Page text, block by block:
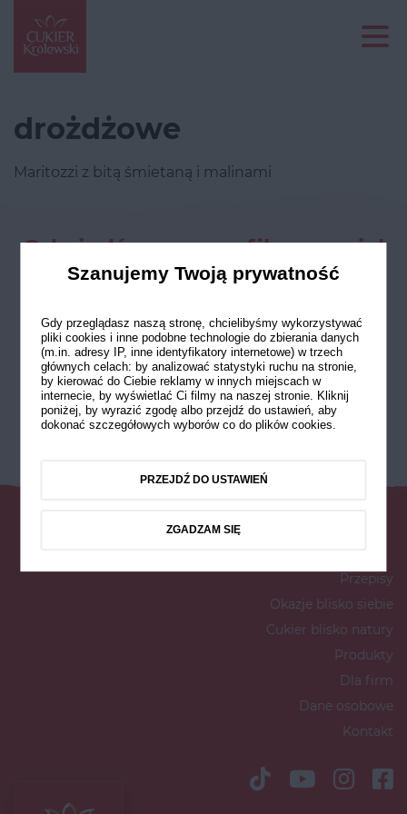
drożdżowe
Maritozzi z bitą śmietaną i malinami
Odwiedź nasze profile w social
mediach
Przepisy
Okazje blisko siebie
Cukier blisko natury
Produkty
Dla firm
Dane osobowe
Kontakt
Szanujemy Twoją prywatność
Gdy przeglądasz naszą stronę, chcielibyśmy wykorzystywać
pliki cookies i inne podobne technologie do zbierania danych
(m.in. adresy IP, inne identyfikatory internetowe) w trzech
głównych celach: by analizować statystyki ruchu na stronie,
by kierować do Ciebie reklamy w innych miejscach w
internecie, by wyświetlać Ci filmy na naszej stronie. Kliknij
poniżej, by wyrazić zgodę albo przejdź do ustawień, aby
dokonać szczegółowych wyborów co do plików cookies.
PRZEJDŹ DO USTAWIEŃ
ZGADZAM SIĘ